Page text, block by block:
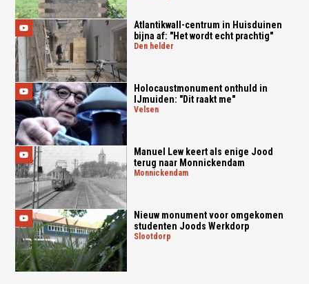
Atlantikwall-centrum in Huisduinen
bijna af: "Het wordt echt prachtig"
den helder
Holocaustmonument onthuld in
IJmuiden: "Dit raakt me"
velsen
Manuel Lew keert als enige Jood
terug naar Monnickendam
monnickendam
Nieuw monument voor omgekomen
studenten Joods Werkdorp
slootdorp